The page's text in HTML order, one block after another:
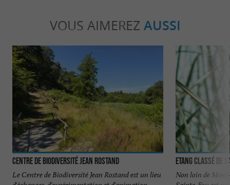
VOUS AIMEREZ AUSSI
Centre de Biodiversité Jean Rostand
Le Centre de Biodiversité Jean Rostand est un lieu
Etang classé de
Non loin de